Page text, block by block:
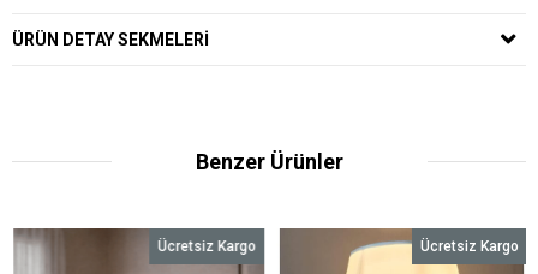
ÜRÜN DETAY SEKMELERI
Benzer Ürünler
Ücretsiz Kargo Ücretsiz Kargo